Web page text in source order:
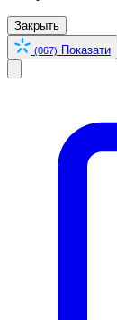
Закрыть
(067) Показати